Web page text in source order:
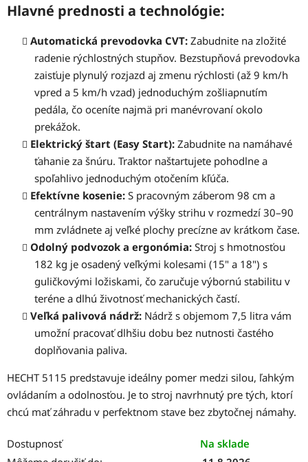
Hlavné prednosti a technológie:
Automatická prevodovka CVT: Zabudnite na zložité
radenie rýchlostných stupňov. Bezstupňová prevodovka
zaisťuje plynulý rozjazd aj zmenu rýchlosti (až 9 km/h
vpred a 5 km/h vzad) jednoduchým zošliapnutím
pedála, čo oceníte najmä pri manévrovaní okolo
prekážok.
Elektrický štart (Easy Start): Zabudnite na namáhavé
ťahanie za šnúru. Traktor naštartujete pohodlne a
spoľahlivo jednoduchým otočením kľúča.
Efektívne kosenie: S pracovným záberom 98 cm a
centrálnym nastavením výšky strihu v rozmedzí 30–90
mm zvládnete aj veľké plochy precízne av krátkom čase.
Odolný podvozok a ergonómia: Stroj s hmotnosťou
182 kg je osadený veľkými kolesami (15" a 18") s
guličkovými ložiskami, čo zaručuje výbornú stabilitu v
teréne a dlhú životnosť mechanických častí.
Veľká palivová nádrž: Nádrž s objemom 7,5 litra vám
umožní pracovať dlhšiu dobu bez nutnosti častého
doplňovania paliva.
HECHT 5115 predstavuje ideálny pomer medzi silou, ľahkým
ovládaním a odolnosťou. Je to stroj navrhnutý pre tých, ktorí
chcú mať záhradu v perfektnom stave bez zbytočnej námahy.
Dostupnosť
Na sklade